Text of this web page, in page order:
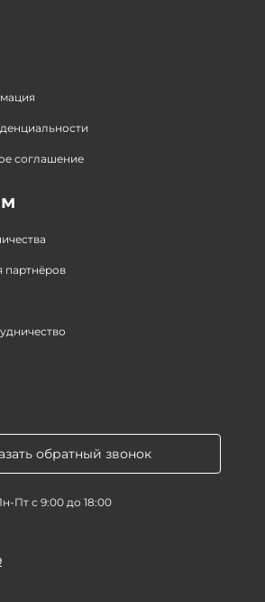
соглашение
партнёров
обратный звонок
Пт с 9:00 до 18:00